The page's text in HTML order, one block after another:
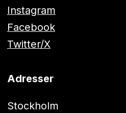
Instagram
Facebook
Twitter/X
Adresser
Stockholm